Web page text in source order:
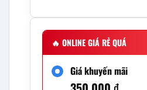
🔥 ONLINE GIÁ RẺ QUÁ
Giá khuyến mãi